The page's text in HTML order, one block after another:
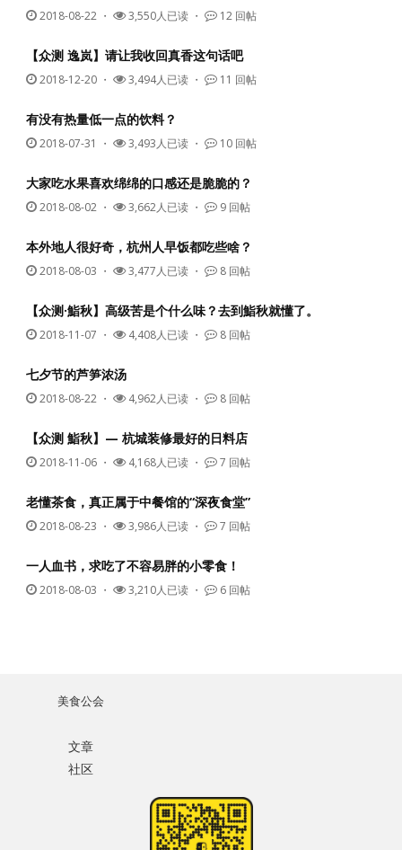
2018-08-22 ・ 3,550人已读 ・ 12 回帖
【众测 逸岚】请让我收回真香这句话吧
2018-12-20 ・ 3,494人已读 ・ 11 回帖
有没有热量低一点的饮料？
2018-07-31 ・ 3,493人已读 ・ 10 回帖
大家吃水果喜欢绵绵的口感还是脆脆的？
2018-08-02 ・ 3,662人已读 ・ 9 回帖
本外地人很好奇，杭州人早饭都吃些啥？
2018-08-03 ・ 3,477人已读 ・ 8 回帖
【众测·鮨秋】高级苦是个什么味？去到鮨秋就懂了。
2018-11-07 ・ 4,408人已读 ・ 8 回帖
七夕节的芦笋浓汤
2018-08-22 ・ 4,962人已读 ・ 8 回帖
【众测 鮨秋】— 杭城装修最好的日料店
2018-11-06 ・ 4,168人已读 ・ 7 回帖
老懂茶食，真正属于中餐馆的“深夜食堂”
2018-08-23 ・ 3,986人已读 ・ 7 回帖
一人血书，求吃了不容易胖的小零食！
2018-08-03 ・ 3,210人已读 ・ 6 回帖
美食公会
文章
社区